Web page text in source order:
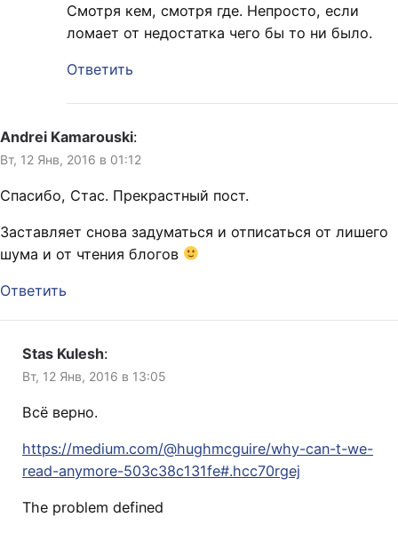
Смотря кем, смотря где. Непросто, если
ломает от недостатка чего бы то ни было.
Ответить
Andrei Kamarouski:
Вт, 12 Янв, 2016 в 01:12
Спасибо, Стас. Прекрастный пост.
Заставляет снова задуматься и отписаться от лишего
шума и от чтения блогов
Ответить
Stas Kulesh:
Вт, 12 Янв, 2016 в 13:05
Вcё верно.
https://medium.com/@hughmcguire/why-can-t-we-
read-anymore-503c38c131fe#.hcc70rgej
The problem defined